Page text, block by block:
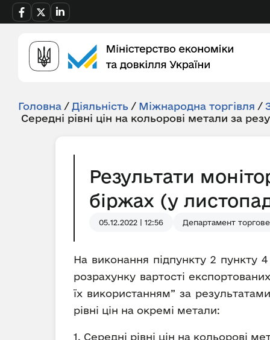
Головна / Діяльність / Міжнародна торгівля /
Середні рівні цін на кольорові метали за
Результати
біржах (у
05.12.2022 | 12:56 Департамент
На виконання підпункту 2 пункту
розрахунку вартості
їх використанням” за
рівні цін на окремі метали:
1. Середні рівні цін на кольорові